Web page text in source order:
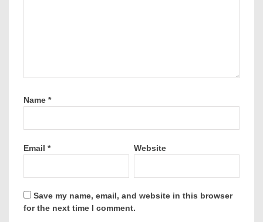
Name *
Email * Website
Save my name, email, and website in this browser
for the next time I comment.